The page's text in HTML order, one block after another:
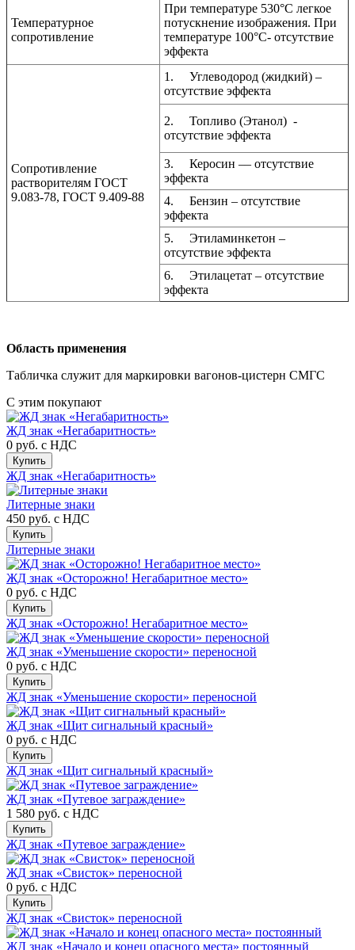
Температурное
сопротивление
При температуре 530°С легкое
потускнение изображения. При
температуре 100°С- отсутствие
эффекта
Сопротивление
растворителям ГОСТ
9.083-78, ГОСТ 9.409-88
1.
Углеводород (жидкий) –
отсутствие эффекта
2. Топливо (Этанол) -
отсутствие эффекта
3.
Керосин –– отсутствие
эффекта
4.
Бензин – отсутствие
эффекта
5.
Этиламинкетон –
отсутствие эффекта
6.
Этилацетат – отсутствие
эффекта
Область применения
Табличка служит для маркировки вагонов-цистерн СМГС
С этим покупают
ЖД знак «Негабаритность»
0 руб. с НДС
Купить
ЖД знак «Негабаритность»
Литерные знаки
450 руб. с НДС
Купить
Литерные знаки
ЖД знак «Осторожно! Негабаритное место»
0 руб. с НДС
Купить
ЖД знак «Осторожно! Негабаритное место»
ЖД знак «Уменьшение скорости» переносной
0 руб. с НДС
Купить
ЖД знак «Уменьшение скорости» переносной
ЖД знак «Щит сигнальный красный»
0 руб. с НДС
Купить
ЖД знак «Щит сигнальный красный»
ЖД знак «Путевое заграждение»
1 580 руб. с НДС
Купить
ЖД знак «Путевое заграждение»
ЖД знак «Свисток» переносной
0 руб. с НДС
Купить
ЖД знак «Свисток» переносной
ЖД знак «Начало и конец опасного места» постоянный